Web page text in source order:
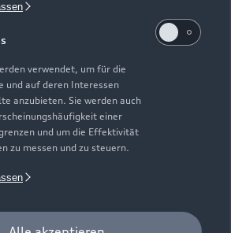
verwendet, um für die
und auf deren Interessen
anzubieten. Sie werden auch
einer
und um die Effektivität
zu messen und zu steuern.
Zurück nach oben